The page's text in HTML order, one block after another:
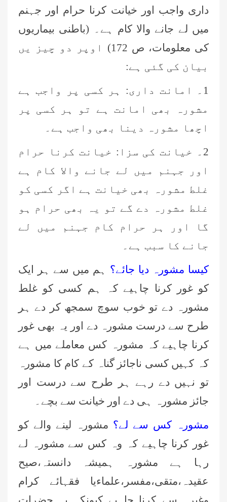
داری واجب اور خیانت کرنا حرام اور جہنم
میں لے جانے والا کام ہے۔ (باطنی بیماریوں
کی معلومات، ص 172) اوپر دو چیز یں
بیان کی گئی ہے:
1۔ امانت داری: ہر کسی پر واجب ہے
مشورہ بھی امانت ہے تو ہر کسی پر
اچھا مشورہ دینا بھی واجب ہے۔
2۔ خیانت کی سزا: خیانت کرنا حرام
اور جہنم میں لے جانے والا کام ہے
غلط مشورہ بھی خیانت ہے اگر کسی کو
غلط مشورہ دے گے تو یہ بھی حرام ہو
گا اور ہر حرام کام جہنم میں لے
جانے کا سبب ہے۔
کیسا مشورہ دیا جائے؟
ہم میں سے ہر ایک
کو غور کرنا چاہیے کہ ہم کسی کو غلط
مشورہ دے تو خوب سوچ سمجھ کر دے ہر
طرح سے درست مشورہ دے اور یہ بھی غور
کرنا چاہیے کہ مشورہ کس معاملے میں ہے
کہ کہیں کسی ناجائز گناہ کے کام کا مشورہ
تو نہیں دے رہے ہر طرح سے درست اور
جائز مشورہ ہی دے اور خیانت سے بچے۔
مشورہ کس سے لے؟ مشورہ لینے والے کو
غور کرنا چاہیے کہ وہ کس سے مشورہ لے
رہا ہے مشورہ ہمیشہ دانستہ،صیح
عقیدہ،متقی،مفسر،علماءیا فقہائے کرام